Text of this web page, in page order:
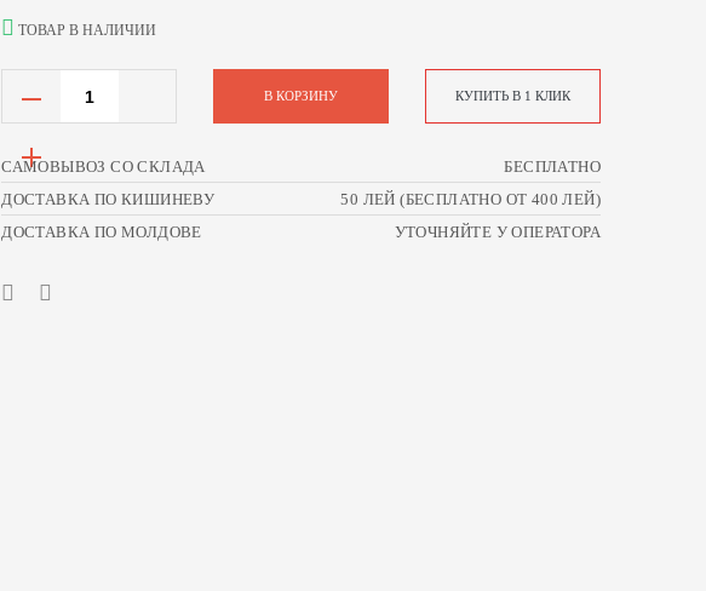
ТОВАР В НАЛИЧИИ
В КОРЗИНУ КУПИТЬ В 1 КЛИК
САМОВЫВОЗ СО СКЛАДА
БЕСПЛАТНО
ДОСТАВКА ПО КИШИНЕВУ
50 ЛЕЙ (БЕСПЛАТНО ОТ 400 ЛЕЙ)
ДОСТАВКА ПО МОЛДОВЕ
УТОЧНЯЙТЕ У ОПЕРАТОРА